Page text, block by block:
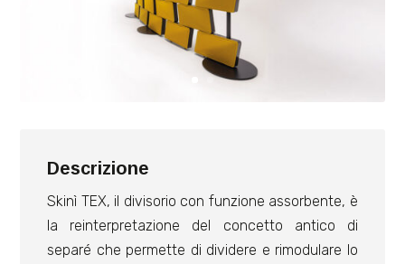
Descrizione
Skinì TEX, il divisorio con funzione assorbente, è
la reinterpretazione del concetto antico di
separé che permette di dividere e rimodulare lo